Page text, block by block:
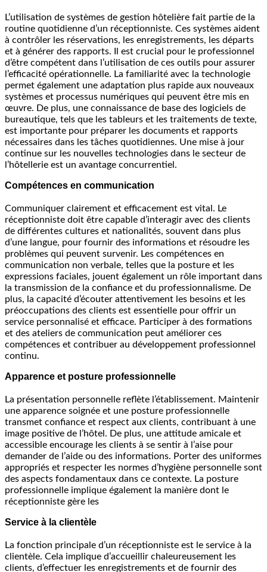
L’utilisation de systèmes de gestion hôtelière fait partie de la
routine quotidienne d’un réceptionniste. Ces systèmes aident
à contrôler les réservations, les enregistrements, les départs
et à générer des rapports. Il est crucial pour le professionnel
d’être compétent dans l’utilisation de ces outils pour assurer
l’efficacité opérationnelle. La familiarité avec la technologie
permet également une adaptation plus rapide aux nouveaux
systèmes et processus numériques qui peuvent être mis en
œuvre. De plus, une connaissance de base des logiciels de
bureautique, tels que les tableurs et les traitements de texte,
est importante pour préparer les documents et rapports
nécessaires dans les tâches quotidiennes. Une mise à jour
continue sur les nouvelles technologies dans le secteur de
l’hôtellerie est un avantage concurrentiel.
Compétences en communication
Communiquer clairement et efficacement est vital. Le
réceptionniste doit être capable d’interagir avec des clients
de différentes cultures et nationalités, souvent dans plus
d’une langue, pour fournir des informations et résoudre les
problèmes qui peuvent survenir. Les compétences en
communication non verbale, telles que la posture et les
expressions faciales, jouent également un rôle important dans
la transmission de la confiance et du professionnalisme. De
plus, la capacité d’écouter attentivement les besoins et les
préoccupations des clients est essentielle pour offrir un
service personnalisé et efficace. Participer à des formations
et des ateliers de communication peut améliorer ces
compétences et contribuer au développement professionnel
continu.
Apparence et posture professionnelle
La présentation personnelle reflète l’établissement. Maintenir
une apparence soignée et une posture professionnelle
transmet confiance et respect aux clients, contribuant à une
image positive de l’hôtel. De plus, une attitude amicale et
accessible encourage les clients à se sentir à l’aise pour
demander de l’aide ou des informations. Porter des uniformes
appropriés et respecter les normes d’hygiène personnelle sont
des aspects fondamentaux dans ce contexte. La posture
professionnelle implique également la manière dont le
réceptionniste gère les
Service à la clientèle
La fonction principale d’un réceptionniste est le service à la
clientèle. Cela implique d’accueillir chaleureusement les
clients, d’effectuer les enregistrements et de fournir des